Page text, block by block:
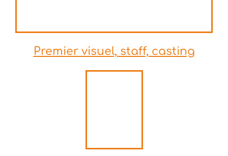
Premier visuel, staff, casting